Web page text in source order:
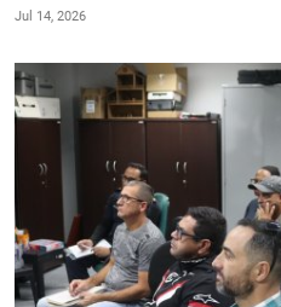
Jul 14, 2026